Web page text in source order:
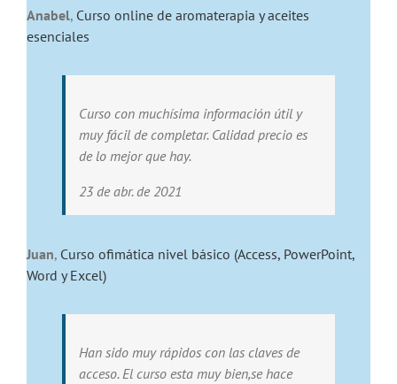
Anabel, Curso online de aromaterapia y aceites
esenciales
Curso con muchísima información útil y
muy fácil de completar. Calidad precio es
de lo mejor que hay.
23 de abr. de 2021
Juan, Curso ofimática nivel básico (Access, PowerPoint,
Word y Excel)
Han sido muy rápidos con las claves de
acceso. El curso esta muy bien,se hace